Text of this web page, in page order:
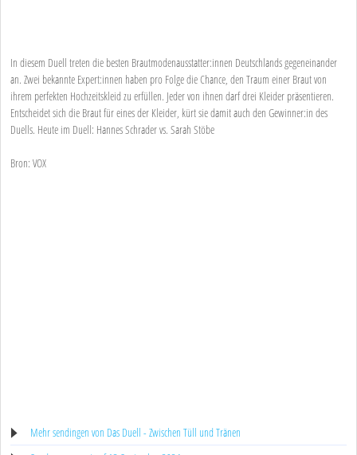
In diesem Duell treten die besten Brautmodenausstatter:innen Deutschlands gegeneinander
an. Zwei bekannte Expert:innen haben pro Folge die Chance, den Traum einer Braut von
ihrem perfekten Hochzeitskleid zu erfüllen. Jeder von ihnen darf drei Kleider präsentieren.
Entscheidet sich die Braut für eines der Kleider, kürt sie damit auch den Gewinner:in des
Duells. Heute im Duell: Hannes Schrader vs. Sarah Stöbe
Bron: VOX
Mehr sendingen von Das Duell - Zwischen Tüll und Tränen